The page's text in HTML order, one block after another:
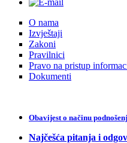
O nama
Izvještaji
Zakoni
Pravilnici
Pravo na pristup
Dokumenti
Obavijest o načinu
Najčešća pitanja i